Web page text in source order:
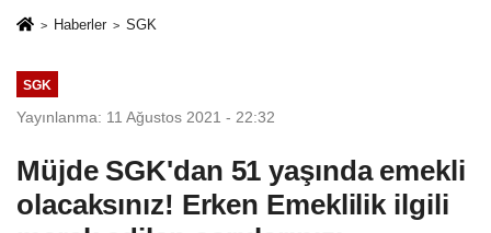
Haberler SGK
SGK
Yayınlanma: 11 Ağustos 2021 - 22:32
Müjde SGK'dan 51 yaşında emekli
olacaksınız! Erken Emeklilik ilgili